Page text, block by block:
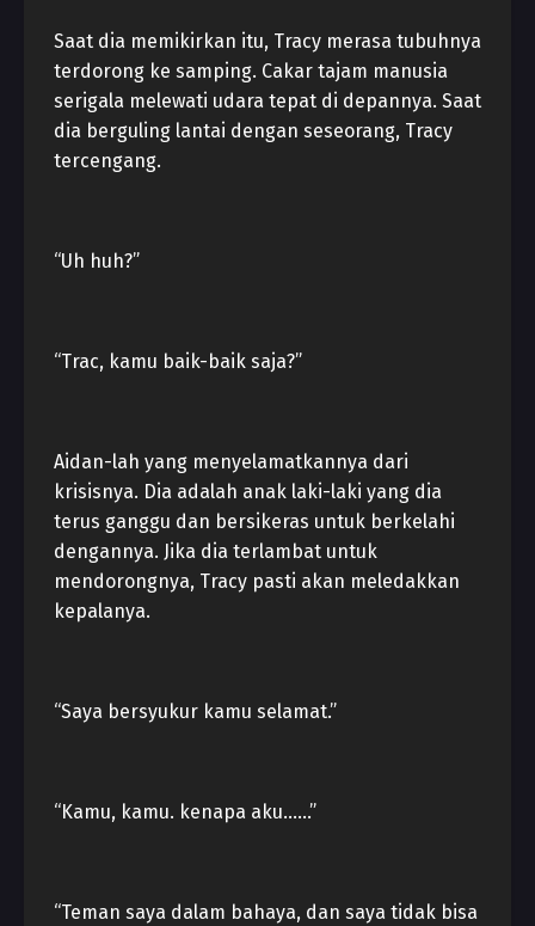
Saat dia memikirkan itu, Tracy merasa tubuhnya
terdorong ke samping. Cakar tajam manusia
serigala melewati udara tepat di depannya. Saat
dia berguling lantai dengan seseorang, Tracy
tercengang.
“Uh huh?”
“Trac, kamu baik-baik saja?”
Aidan-lah yang menyelamatkannya dari
krisisnya. Dia adalah anak laki-laki yang dia
terus ganggu dan bersikeras untuk berkelahi
dengannya. Jika dia terlambat untuk
mendorongnya, Tracy pasti akan meledakkan
kepalanya.
“Saya bersyukur kamu selamat.”
“Kamu, kamu. kenapa aku……”
“Teman saya dalam bahaya, dan saya tidak bisa